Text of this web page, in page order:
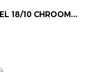
THEELEPEL 18/10 CHROOMSTAAL/DOOS 12